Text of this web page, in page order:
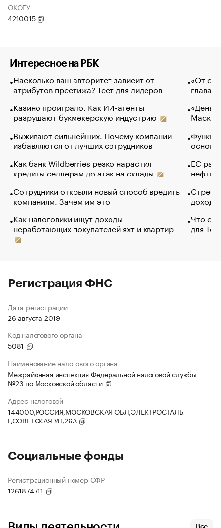
ОКОГУ
4210015
Интересное на РБК
Насколько ваш авторитет зависит от
атрибутов престижа? Тест для лидеров
Казино проиграло. Как ИИ-агенты
разрушают букмекерскую индустрию
Выживают сильнейших. Почему компании
избавляются от лучших сотрудников
Как банк Wildberries резко нарастил
кредиты селлерам до атак на склады
Сотрудники открыли новый способ вредить
компаниям. Зачем им это
Как налоговики ищут доходы
неработающих покупателей яхт и квартир
«От
глава
Маск в
основ
ЕС
нефти
Что
для
Регистрация ФНС
Дата регистрации
26 августа 2019
Код налогового органа
5081
Наименование налогового органа
Межрайонная инспекция Федеральной налоговой службы
№23 по Московской области
Адрес налоговой
144000,РОССИЯ,МОСКОВСКАЯ ОБЛ,ЭЛЕКТРОСТАЛЬ
Г,СОВЕТСКАЯ УЛ,26А
Социальные фонды
Регистрационный номер СФР
1261874711